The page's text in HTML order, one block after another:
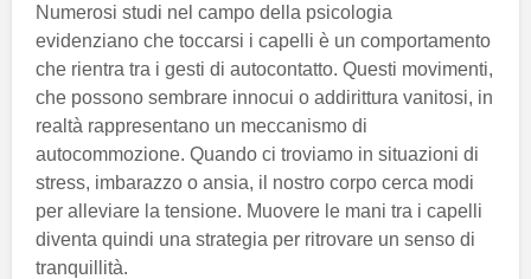
Numerosi studi nel campo della psicologia
evidenziano che toccarsi i capelli è un comportamento
che rientra tra i gesti di autocontatto. Questi movimenti,
che possono sembrare innocui o addirittura vanitosi, in
realtà rappresentano un meccanismo di
autocommozione. Quando ci troviamo in situazioni di
stress, imbarazzo o ansia, il nostro corpo cerca modi
per alleviare la tensione. Muovere le mani tra i capelli
diventa quindi una strategia per ritrovare un senso di
tranquillità.